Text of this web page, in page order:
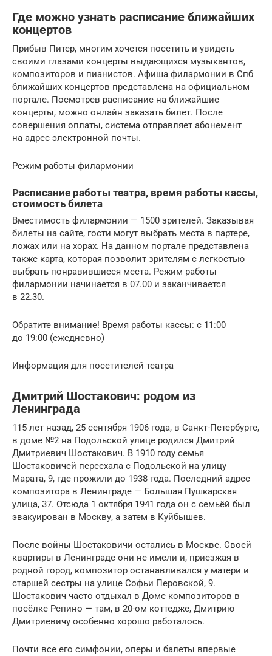
Где можно узнать расписание ближайших
концертов
Прибыв Питер, многим хочется посетить и увидеть
своими глазами концерты выдающихся музыкантов,
композиторов и пианистов. Афиша филармонии в Спб
ближайших концертов представлена на официальном
портале. Посмотрев расписание на ближайшие
концерты, можно онлайн заказать билет. После
совершения оплаты, система отправляет абонемент
на адрес электронной почты.
Режим работы филармонии
Расписание работы театра, время работы кассы,
стоимость билета
Вместимость филармонии — 1500 зрителей. Заказывая
билеты на сайте, гости могут выбрать места в партере,
ложах или на хорах. На данном портале представлена
также карта, которая позволит зрителям с легкостью
выбрать понравившиеся места. Режим работы
филармонии начинается в 07.00 и заканчивается
в 22.30.
Обратите внимание! Время работы кассы: с 11:00
до 19:00 (ежедневно)
Информация для посетителей театра
Дмитрий Шостакович: родом из
Ленинграда
115 лет назад, 25 сентября 1906 года, в Санкт-Петербурге,
в доме №2 на Подольской улице родился Дмитрий
Дмитриевич Шостакович. В 1910 году семья
Шостаковичей переехала с Подольской на улицу
Марата, 9, где прожили до 1938 года. Последний адрес
композитора в Ленинграде — Большая Пушкарская
улица, 37. Отсюда 1 октября 1941 года он с семьёй был
эвакуирован в Москву, а затем в Куйбышев.
После войны Шостаковичи остались в Москве. Своей
квартиры в Ленинграде они не имели и, приезжая в
родной город, композитор останавливался у матери и
старшей сестры на улице Софьи Перовской, 9.
Шостакович часто отдыхал в Доме композиторов в
посёлке Репино — там, в 20-ом коттедже, Дмитрию
Дмитриевичу особенно хорошо работалось.
Почти все его симфонии, оперы и балеты впервые